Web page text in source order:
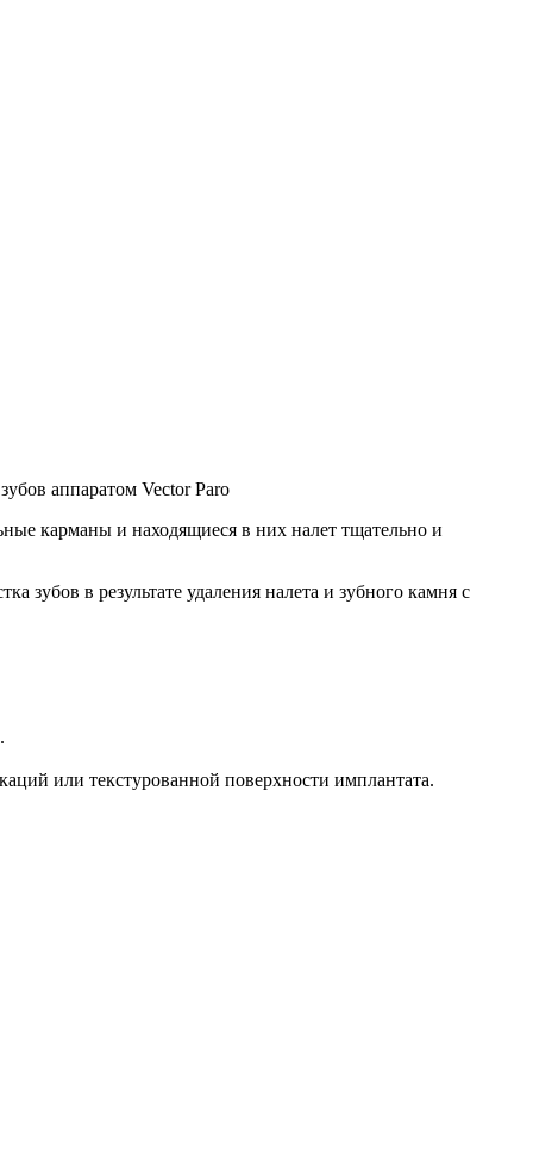
аппаратом Vector Paro
карманы и находящиеся в них налет тщательно и
зубов в результате удаления налета и зубного камня с
или текстурованной поверхности имплантата.